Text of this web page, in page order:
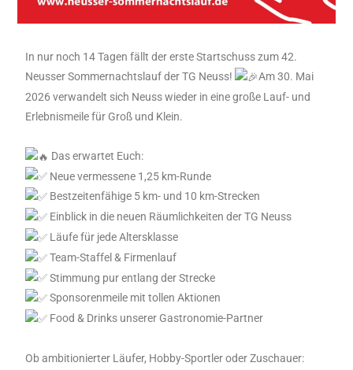
In nur noch 14 Tagen fällt der erste Startschuss zum 42.
Neusser Sommernachtslauf der TG Neuss!
Am 30. Mai
2026 verwandelt sich Neuss wieder in eine große Lauf- und
Erlebnismeile für Groß und Klein.
Das erwartet Euch:
Neue vermessene 1,25 km-Runde
Bestzeitenfähige 5 km- und 10 km-Strecken
Einblick in die neuen Räumlichkeiten der TG Neuss
Läufe für jede Altersklasse
Team-Staffel & Firmenlauf
Stimmung pur entlang der Strecke
Sponsorenmeile mit tollen Aktionen
Food & Drinks unserer Gastronomie-Partner
Ob ambitionierter Läufer, Hobby-Sportler oder Zuschauer: